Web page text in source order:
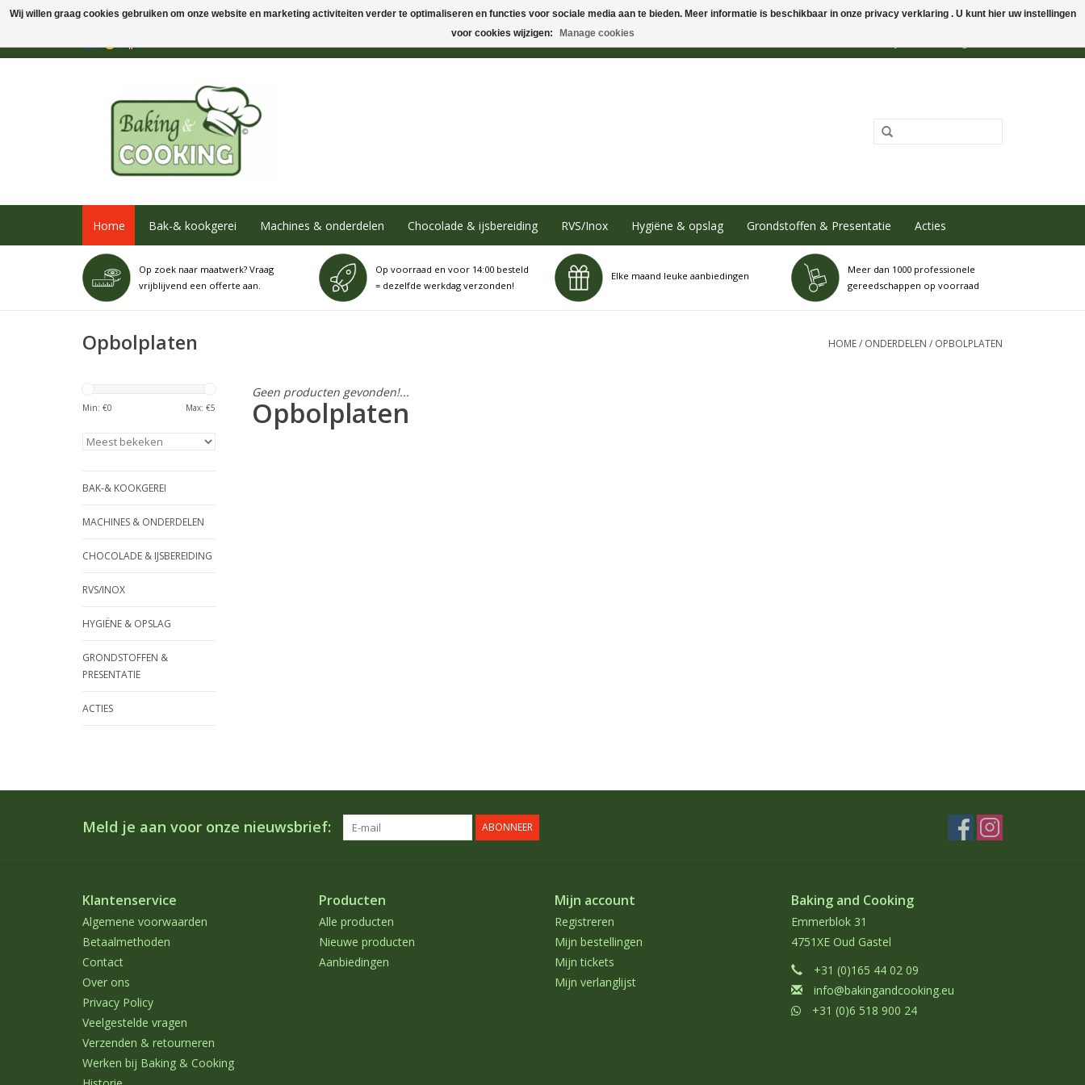
Home Bak-& kookgerei Machines & onderdelen Chocolade & ijsbereiding RVS/Inox Hygiëne & opslag Grondstoffen & Presentatie Acties
Op zoek naar maatwerk? Vraag
vrijblijvend een offerte aan.
Op voorraad en voor 14:00 besteld
= dezelfde werkdag verzonden!
Elke maand leuke aanbiedingen
Meer dan 1000 professionele
gereedschappen op voorraad
Opbolplaten HOME/ ONDERDELEN / OPBOLPLATEN
Min: €0 Max: €5
BAK-& KOOKGEREI
MACHINES & ONDERDELEN
CHOCOLADE & IJSBEREIDING
RVS/INOX
HYGIËNE & OPSLAG
GRONDSTOFFEN &
PRESENTATIE
ACTIES
Geen producten gevonden!...
Opbolplaten
Meld je aan voor onze nieuwsbrief: ABONNEER
Klantenservice
Algemene voorwaarden
Betaalmethoden
Contact
Over ons
Privacy Policy
Veelgestelde vragen
Verzenden & retourneren
Werken bij Baking & Cooking
Producten
Alle producten
Nieuwe producten
Aanbiedingen
Mijn account
Registreren
Mijn bestellingen
Mijn tickets
Mijn verlanglijst
Baking and Cooking
Emmerblok 31
4751XE Oud Gastel
+31 (0)165 44 02 09
info@bakingandcooking.eu
+31 (0)6 518 900 24
Wij willen graag cookies gebruiken om onze website en marketing activiteiten verder te optimaliseren en functies voor sociale media aan te bieden. Meer informatie is beschikbaar in onze privacy verklaring . U kunt hier uw instellingen
voor cookies wijzigen:
Manage cookies